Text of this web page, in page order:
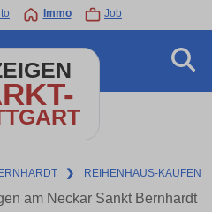
Immo Job
❯ REIHENHAUS-KAUFEN
am Neckar Sankt Bernhardt